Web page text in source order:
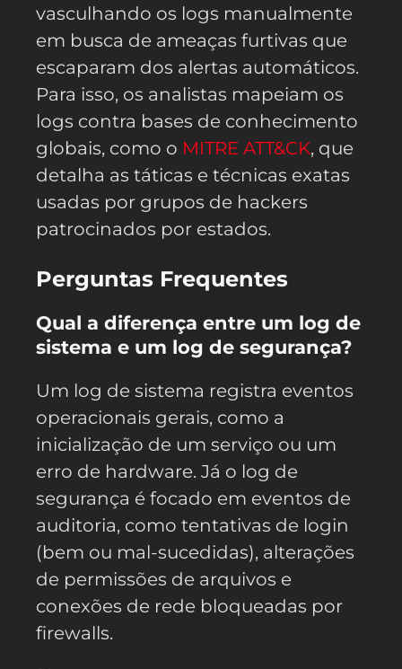
vasculhando os logs manualmente
em busca de ameaças furtivas que
escaparam dos alertas automáticos.
Para isso, os analistas mapeiam os
logs contra bases de conhecimento
globais, como o MITRE ATT&CK, que
detalha as táticas e técnicas exatas
usadas por grupos de hackers
patrocinados por estados.
Perguntas Frequentes
Qual a diferença entre um log de
sistema e um log de segurança?
Um log de sistema registra eventos
operacionais gerais, como a
inicialização de um serviço ou um
erro de hardware. Já o log de
segurança é focado em eventos de
auditoria, como tentativas de login
(bem ou mal-sucedidas), alterações
de permissões de arquivos e
conexões de rede bloqueadas por
firewalls.